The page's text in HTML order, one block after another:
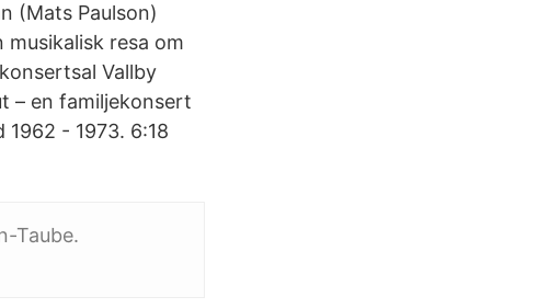
(Mats Paulson)
resa om
Vallby
– en familjekonsert
- 1973. 6:18
Taube.